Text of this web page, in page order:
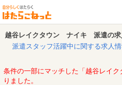
越谷レイクタウン ナイキ 派遣の求
派遣スタッフ活躍中に関する求人
条件の一部にマッチした「越谷レイ
りました。